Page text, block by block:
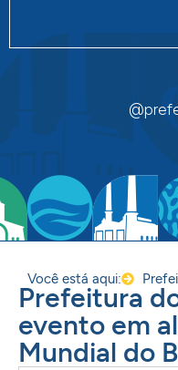
Você está aqui:
Prefeitura
evento em
Mundial do